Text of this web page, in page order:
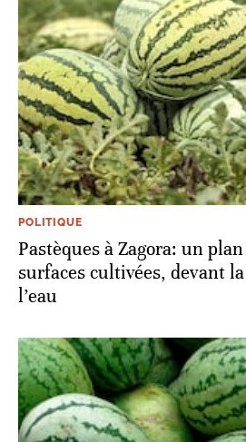
POLITIQUE
Pastèques à Zagora: un
surfaces cultivées, devant
l’eau